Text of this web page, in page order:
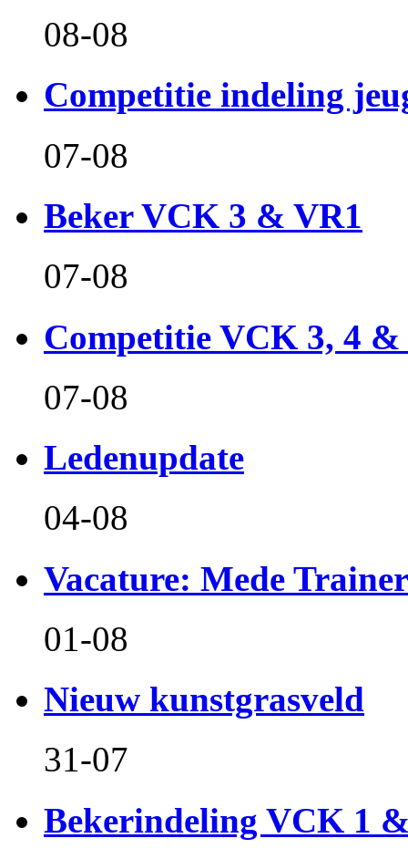
08-08
Competitie indeling
07-08
Beker VCK 3 & VR1
07-08
Competitie VCK 3, 4 &
07-08
Ledenupdate
04-08
Vacature: Mede
01-08
Nieuw kunstgrasveld
31-07
Bekerindeling VCK 1